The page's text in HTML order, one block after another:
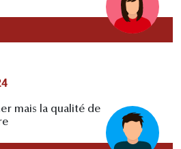
mais la qualité de